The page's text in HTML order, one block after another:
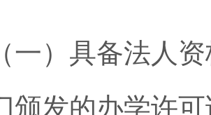
具备法人资
颁发的办学许